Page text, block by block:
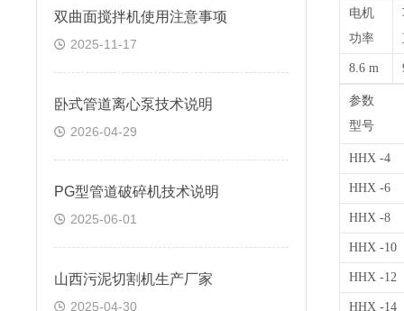
双曲面搅拌机使用注意事项
2025-11-17
卧式管道离心泵技术说明
2026-04-29
PG型管道破碎机技术说明
2025-06-01
山西污泥切割机生产厂家
2025-04-30
电机
功率
8.6 m
参数
型号
HHX -4
HHX -6
HHX -8
HHX -10
HHX -12
HHX -14